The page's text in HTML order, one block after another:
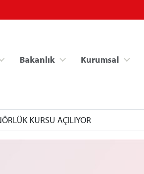
Bakanlık Kurumsal
KURSU AÇILIYOR